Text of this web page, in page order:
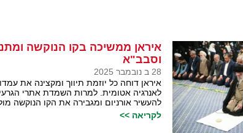
איראן ממשיכה בקו הנוקשה
וסבב"א
28 ב נובמבר 2025
איראן דוחה כל יוזמת תיווך ומקצינה את
לאנרגיה אטומית. למרות השמדת אתרי
להעשיר אורניום ומגבירה את הקו הנוקשה
לקריאה >>